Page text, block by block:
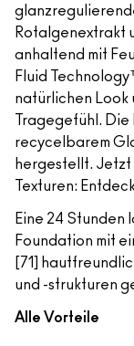
Rotalgenextrakt
anhaltend mit
Fluid
natürlichen Look
Tragegefühl.
recycelbarem
hergestellt. Jetzt
Texturen:
Eine 24 Stunden
Foundation mit
[71]
und -strukturen
Alle Vorteile